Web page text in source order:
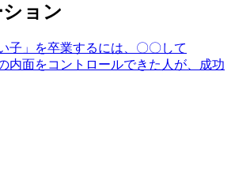
ョン
い子」を卒業するには、〇〇して
内面をコントロールできた人が、成功